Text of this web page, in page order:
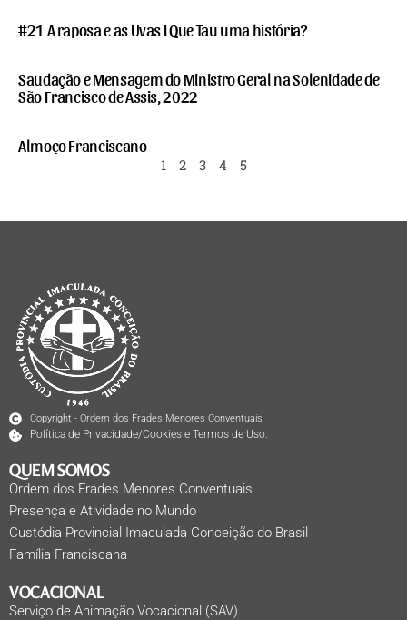
#21 A raposa e as Uvas I Que Tau uma história?
Saudação e Mensagem do Ministro Geral na Solenidade de
São Francisco de Assis, 2022
Almoço Franciscano
1 2 3 4 5
Copyright - Ordem dos Frades Menores Conventuais
Política de Privacidade/Cookies e Termos de Uso.
QUEM SOMOS
Ordem dos Frades Menores Conventuais
Presença e Atividade no Mundo
Custódia Provincial Imaculada Conceição do Brasil
Família Franciscana
VOCACIONAL
Serviço de Animação Vocacional (SAV)